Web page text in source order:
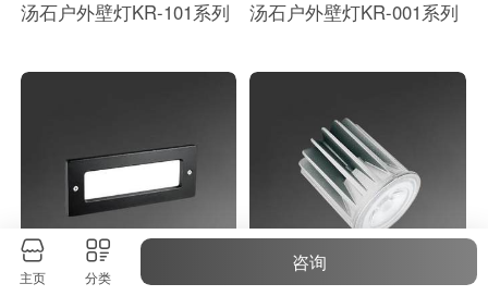
汤石户外壁灯KR-101系列 汤石户外壁灯KR-001系列
主页 分类
咨询